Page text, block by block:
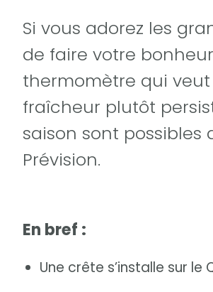
Si vous adorez les
de faire votre
thermomètre qui
fraîcheur plutôt
saison sont possibles
Prévision.
En bref :
Une crête s’installe sur